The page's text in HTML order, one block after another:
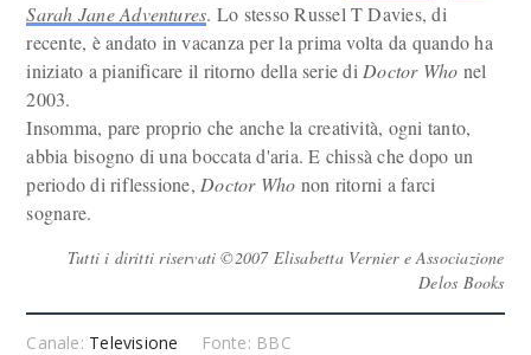
Sarah Jane Adventures. Lo stesso Russel T Davies, di
recente, è andato in vacanza per la prima volta da quando ha
iniziato a pianificare il ritorno della serie di Doctor Who nel
2003.
Insomma, pare proprio che anche la creatività, ogni tanto,
abbia bisogno di una boccata d'aria. E chissà che dopo un
periodo di riflessione, Doctor Who non ritorni a farci
sognare.
Tutti i diritti riservati ©2007 Elisabetta Vernier e Associazione
Delos Books
Canale: Televisione Fonte: BBC